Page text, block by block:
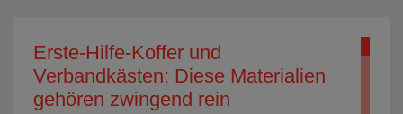
Erste-Hilfe-Koffer und
Verbandkästen: Diese Materialien
gehören zwingend rein